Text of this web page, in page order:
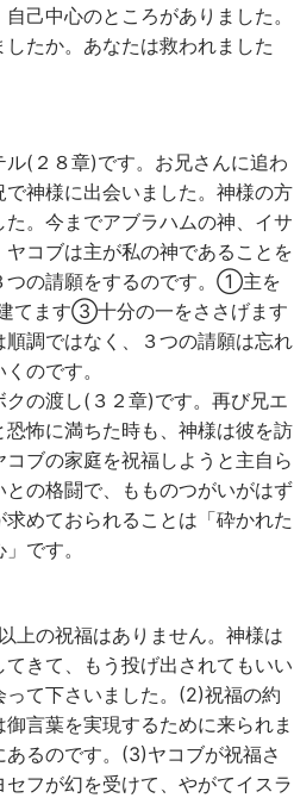
己中心のところがありました。
たか。あなたは救われました
(２８章)です。お兄さんに追わ
神様に出会いました。神様の方
。今までアブラハムの神、イサ
コブは主が私の神であることを
つの請願をするのです。①主を
てます③十分の一をささげます
調ではなく、３つの請願は忘れ
のです。
の渡し(３２章)です。再び兄エ
怖に満ちた時も、神様は彼を訪
ブの家庭を祝福しようと主自ら
の格闘で、もものつがいがはず
めておられることは「砕かれた
です。
上の祝福はありません。神様は
きて、もう投げ出されてもいい
って下さいました。(2)祝福の約
言葉を実現するために来られま
るのです。(3)ヤコブが祝福さ
フが幻を受けて、やがてイスラ